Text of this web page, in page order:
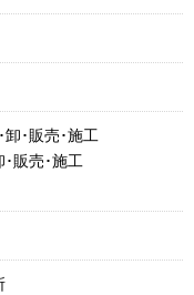
卸･販売･施工
･販売･施工
業